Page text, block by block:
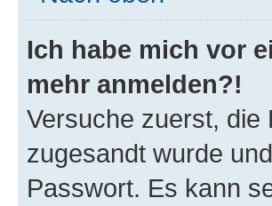
Ich habe mich vor
mehr anmelden?!
Versuche zuerst, die
zugesandt wurde
Passwort. Es kann